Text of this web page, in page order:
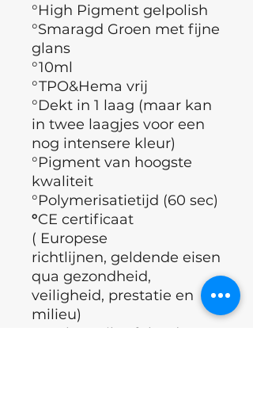
°High Pigment gelpolish
°Smaragd Groen met fijne
glans
°10ml
°TPO&Hema vrij
°Dekt in 1 laag (maar kan
in twee laagjes voor een
nog intensere kleur)
°Pigment van hoogste
kwaliteit
°Polymerisatietijd (60 sec)
°CE certificaat
( Europese
richtlijnen, geldende eisen
qua gezondheid,
veiligheid, prestatie en
milieu)
°Merk : Nails of the day